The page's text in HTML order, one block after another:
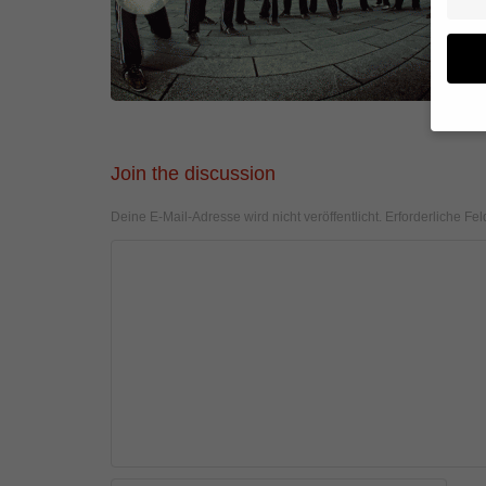
Join the discussion
Deine E-Mail-Adresse wird nicht veröffentlicht. Erforderliche
Wir